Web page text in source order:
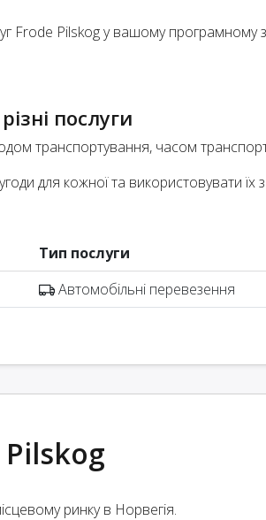
Frode Pilskog у вашому програмному
послуги
транспортування, часом
для кожної та використовувати
Тип послуги
Автомобільні перевезення
ринку в Норвегія.